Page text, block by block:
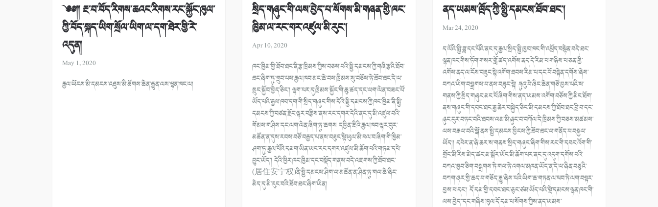
༄༅།། རྔ་བ་བོད་རིགས་ཆའང་རིགས་རང་སྐྱོང་ཁུལ་
ཀྱི་བོད་སྐད་ཡིག་སྲོལ་ཡིག་ལ་དག་ཐེར་གྱི་རེ་
འདུན།
May 1, 2020
རྒྱལ་ཡོངས་མི་དམངས་འཐུས་མི་ཚོགས་ཆེན་རྒྱུན་ལས་ལྷན་ཁང་ལ།
སྲིད་གཞུང་གི་ལས་བྱེད་པ་སོགས་མི་གཞན་གྱི་ཁང་
ཁྱིམ་ལ་རང་གར་འཛུལ་མི་རུང་།
Apr 10, 2020
ཁང་ཁྱིམ་གྱི་ཐོབ་ཐང་ནི་རྩ་ཁྲིམས་ཀྱིས་བཅས་པའི་སྤྱི་དམངས་ཀྱི་གཞི་རྩའི་ཐོབ་
ཐང་ཞིག་ཏུ་གྲུབ་པས་རྒྱལ་ཁབ་མང་ཆེ་བས་ཁྲིམས་སུ་བཅོས་ཏེ་ཐོབ་ཐང་དེ་ལ་
སྲུང་སྐྱོབ་བྱེད་ཅིང་། ལྷག་པར་དུ་ཁྲིམས་སྐྱོང་གི་ཆུ་ཚད་དང་ལག་ལེན་བཟང་པོ་
ཡོད་པའི་རྒྱལ་ཁབ་དག་གི་སྲིད་གཞུང་གིས་དེའི་སྤྱི་དམངས་ཀྱི་ཁང་ཁྱིམ་ནི་སྤྱི་
དམངས་ཀྱི་བཙན་རྫོང་ལྟར་བརྩིས་ནས་རང་དགར་དེའི་ནང་དུ་མི་འཛུལ་བའི་
གོམས་གཤིས་དང་ལག་ལེན་ཞིག་ཏུ་ཆགས དབྱིན་ཇིའི་རྒྱལ་ཁབ་ལྟར་བུར་
མཚོན་ན་དུས་རབས་བཅོ་བརྒྱད་པ་ནས་བཟུང་སྟེ་ཡུལ་མི་ཕལ་བ་ཞིག་གི་ཁྱིམ་
ཤག་ཏུ་རྒྱལ་པོའི་དམག་ཡིན་ཡང་རང་དགར་འཛུལ་མི་ཆོག་པའི་གཏམ་དཔེ་
བྱུང་ཡོད་། དེའི་ཕྱིར་ཁང་ཁྱིམ་དང་བསྡོད་གནས་བདེ་འཇགས་ཀྱི་ཐོབ་ཐང་
(居住安宁权)ནི་སྤྱི་དམངས་ཤིག་ལ་མཚོན་ན་ཤིན་ཏུ་གལ་ཆེ་ཞིང་
མེད་དུ་མི་རུང་བའི་ཐོབ་ཐང་ཞིག་ཡིན།
ནད་ཡམས་ཁྲོད་ཀྱི་སྤྱི་དམངས་ཐོབ་ཐང་།
Mar 24, 2020
ད་ལོའི་སྤྱི་ཟླ་དང་པོའི་ནང་དུ་རྒྱལ་སྲིད་སྤྱི་ཁྱབ་ཁང་གི་འཕྲོད་བསྟེན་བདེ་ཐང་
ལྷན་ཁང་གིས་ཏོག་གསར་གློ་ཚད་འགོས་ནད་དེ་རིམ་པ་གཉིས་པ་ཅན་གྱི་
འགོས་ནད་ལ་ངོས་བཟུང་སྟེ་འགོག་ཐབས་རིམ་པ་དང་པོ་བསྟེན་དགོས་ཞེས་
བཀའ་ཡིག་བསྒྲགས་པ་ནས་བཟུང་སྟེ། ཧུའུ་པེ་ཞིང་ཆེན་གཙོ་བྱས་པའི་ས་
གནས་ཀྱི་སྲིད་གཞུང་མང་པོ་ཞིག་གིས་ནད་ཡམས་འགོག་བཅོས་ཀྱི་མིང་ཐོག་
ནས་གཞུང་གི་དབང་ཐང་རྒྱ་ཆེར་བསྐྱེད་ཅིང་མི་དམངས་ཀྱི་ཐོབ་ཐང་བྲི་བ་དང་
ཉུང་ངུར་བཏང་བའི་ཐབས་ལམ་མི་ཉུང་བ་བཀོལ་དེ་ཁྲིམས་ཀྱི་བཅས་མཚམས་
ལས་བརྒལ་བའི་སྒོ་ནས་སྤྱི་དམངས་བྱིངས་ཀྱི་ཐོབ་ཐང་ལ་གནོད་པ་བསྐྱལ་
ཡོད།། དཔེར་ན་ཉེ་ཆར་ས་གནས་སྲིད་གཞུང་ཞིག་གིས་རང་གི་དབང་འོག་གི་
གྲོང་མི་རིས་མེད་ཚང་མ་སྒོར་ཡོང་མི་ཆོག་པར་ནང་དུ་འདུག་དགོས་པའི་
བཀའ་ཁྱབ་ཅིག་བསྒྲགས་ཏེ་གལ་ཏེ་འགལ་མཁན་ཡོད་ན་དེ་ལ་ཉིན་བཅུའི་
བཀག་ཉར་གྱི་ཆད་པ་གཅོད་རྒྱུ་ཞེས་པའི་ཡིག་ཆ་གཏན་ལ་ཕབ་ཏེ་ལག་བསྟར་
བྱས་པ་དང་། དོ་དམ་གྱི་དབང་ཐང་ཅུང་ཙམ་ཡོད་པའི་སྡེ་དམངས་ལྷན་ཁང་གི་
ལས་བྱེད་་དང་གཞིས་ཁུལ་དོ་དམ་པ་སོགས་ཀྱིས་ནད་ཡམས་